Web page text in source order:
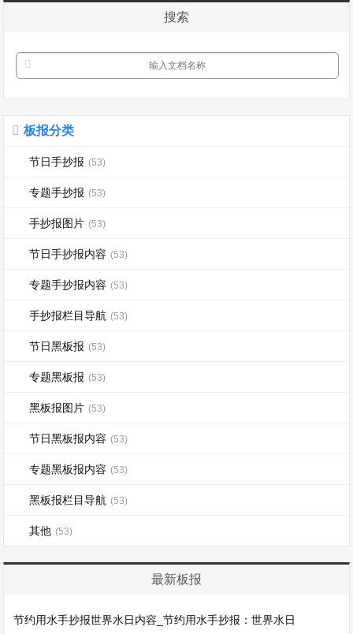
手可以洗袜子。看到水龙头里的水哗哗的
流着，我们...
搜索
板报分类
节日手抄报 (53)
专题手抄报 (53)
手抄报图片 (53)
节日手抄报内容 (53)
专题手抄报内容 (53)
手抄报栏目导航 (53)
节日黑板报 (53)
专题黑板报 (53)
黑板报图片 (53)
节日黑板报内容 (53)
专题黑板报内容 (53)
黑板报栏目导航 (53)
其他 (53)
最新板报
节约用水手抄报世界水日内容_节约用水手抄报：世界水日